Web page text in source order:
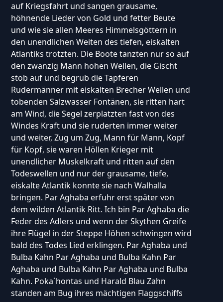
auf Kriegsfahrt und sangen grausame,
höhnende Lieder von Gold und fetter Beute
und wie sie allen Meeres Himmelsgöttern in
den unendlichen Weiten des tiefen, eiskalten
Atlantiks trotzten. Die Boote tanzten nur so auf
den zwanzig Mann hohen Wellen, die Gischt
stob auf und begrub die Tapferen
Rudermänner mit eiskalten Brecher Wellen und
tobenden Salzwasser Fontänen, sie ritten hart
am Wind, die Segel zerplatzten fast von des
Windes Kraft und sie ruderten immer weiter
und weiter, Zug um Zug, Mann für Mann, Kopf
für Kopf, sie waren Höllen Krieger mit
unendlicher Muskelkraft und ritten auf den
Todeswellen und nur der grausame, tiefe,
eiskalte Atlantik konnte sie nach Walhalla
bringen. Par Aghaba erfuhr erst später von
dem wilden Atlantik Ritt. Ich bin Par Aghaba die
Feder des Adlers und wenn der Skythen Greife
ihre Flügel in der Steppe Höhen schwingen wird
bald des Todes Lied erklingen. Par Aghaba und
Bulba Kahn Par Aghaba und Bulba Kahn Par
Aghaba und Bulba Kahn Par Aghaba und Bulba
Kahn. Poka´hontas und Harald Blau Zahn
standen am Bug ihres mächtigen Flaggschiffs